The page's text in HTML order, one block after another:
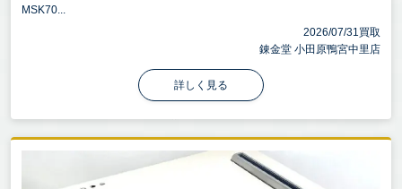
MSK70...
2026/07/31買取
錬金堂 小田原鴨宮中里店
詳しく見る